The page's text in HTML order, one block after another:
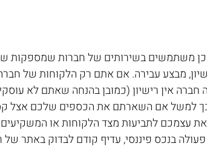
משתמשים בשירותים של חברות שמספקות
מבצע עבירה. אם אתם רק הלקוחות של
חברה אין רישיון (כמובן בהנחה שאתם לא
כך למשל אם השארתם את הכספים שלכם אצל
עצמכם לתביעות מצד הלקוחות או
בנכס פיננסי, עדיף קודם לבדוק באתר